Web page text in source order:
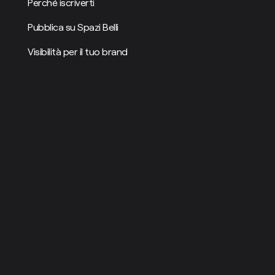
Pubblica su Spazi Belli
Visibilità per il tuo brand